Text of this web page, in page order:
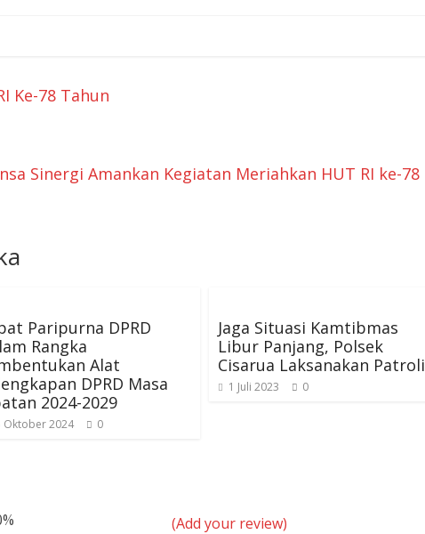
Ke-78 Tahun
Sinergi Amankan Kegiatan Meriahkan HUT RI ke-78
Paripurna DPRD
Rangka
Alat
DPRD Masa
2024-2029
Oktober 2024 0
Jaga Situasi Kamtibmas
Libur Panjang, Polsek
Cisarua Laksanakan Patroli
1 Juli 2023 0
(Add your review)